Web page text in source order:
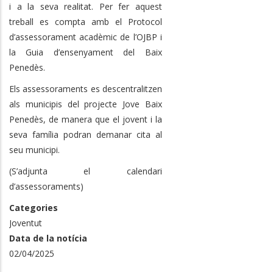
i a la seva realitat. Per fer aquest
treball es compta amb el Protocol
d’assessorament acadèmic de l’OJBP i
la Guia d’ensenyament del Baix
Penedès.
Els assessoraments es descentralitzen
als municipis del projecte Jove Baix
Penedès, de manera que el jovent i la
seva família podran demanar cita al
seu municipi.
(S’adjunta el calendari
d’assessoraments)
Categories
Joventut
Data de la notícia
02/04/2025